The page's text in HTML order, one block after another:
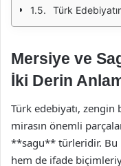
Türk
Mersiye ve
İki Derin
Türk edebiyatı,
mirasın önemli
**sagu** türleridir. Bu
hem de ifade